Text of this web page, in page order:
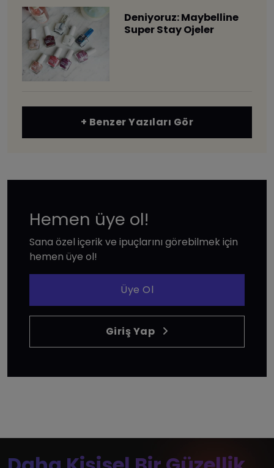
Deniyoruz: Maybelline
Super Stay Ojeler
+ Benzer Yazıları Gör
Hemen üye ol!
Sana özel içerik ve ipuçlarını görebilmek için
hemen üye ol!
Üye Ol
Giriş Yap